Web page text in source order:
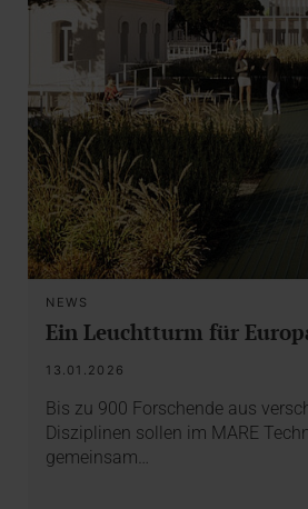
NEWS
Ein Leuchtturm für
13.01.2026
Bis zu 900 Forschende aus
Disziplinen sollen im MARE
gemeinsam…